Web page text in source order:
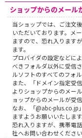
ショップからのメール
当ショップでは、ご注文
いただいております。メ
ますので、恐れ入ります
ます。
プロバイダの設定などに
べきフォルダ以外に受信
ルソフトのすべてのフォ
また、「ドメイン指定受
よりショップからのメー
ョップからのメールが受
なお、「@abc-plus.co.jp
ますようお願いいたします
恐れ入りますが、携帯電
社へお問い合わせください